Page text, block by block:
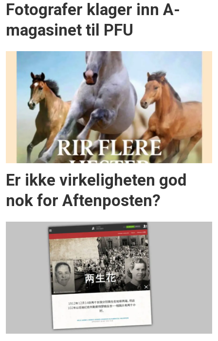
Fotografer klager inn A-
magasinet til PFU
Er ikke virkeligheten god
nok for Aftenposten?